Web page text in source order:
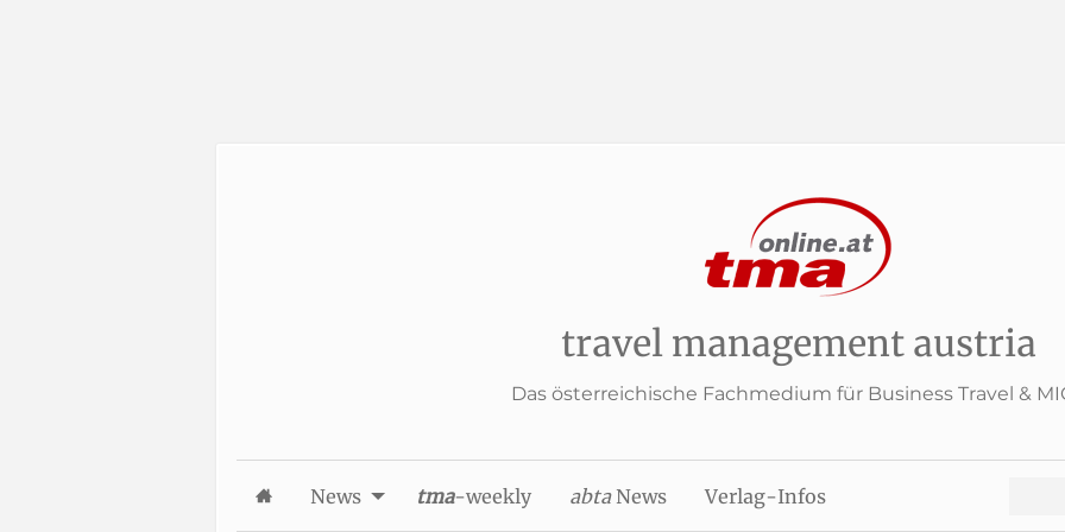
travel management austria
Das österreichische Fachmedium für Business Travel &
News tma-weekly abtaNews Verlag-Infos